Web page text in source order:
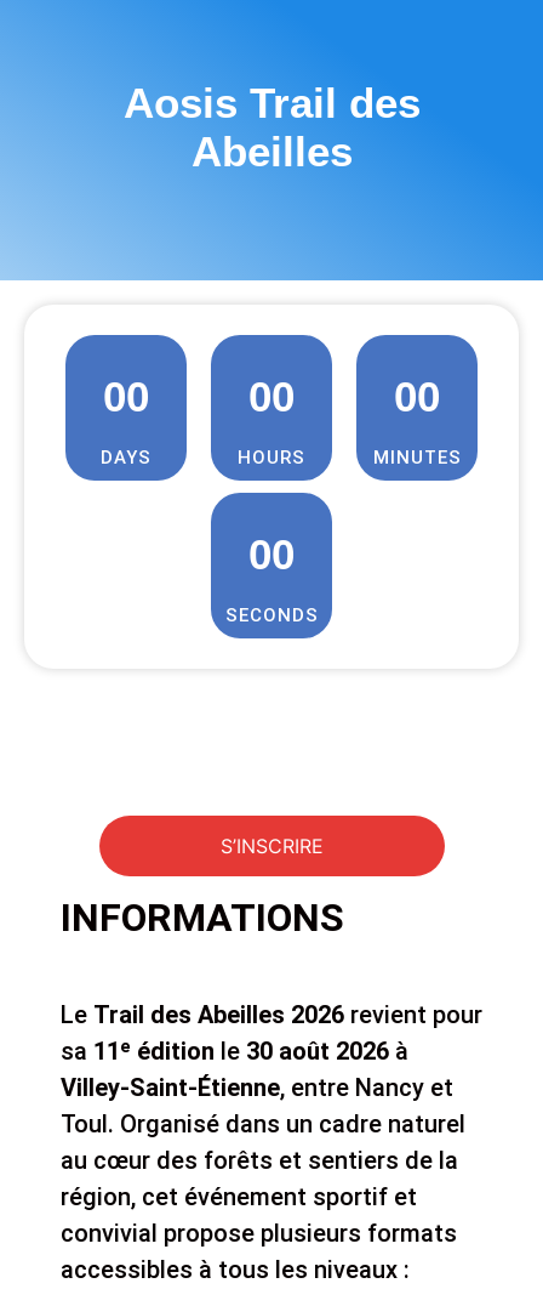
Aosis Trail des
Abeilles
00
DAYS
00
HOURS
00
MINUTES
00
SECONDS
S’INSCRIRE
INFORMATIONS
Le Trail des Abeilles 2026 revient pour
sa 11ᵉ édition le 30 août 2026 à
Villey-Saint-Étienne, entre Nancy et
Toul. Organisé dans un cadre naturel
au cœur des forêts et sentiers de la
région, cet événement sportif et
convivial propose plusieurs formats
accessibles à tous les niveaux :